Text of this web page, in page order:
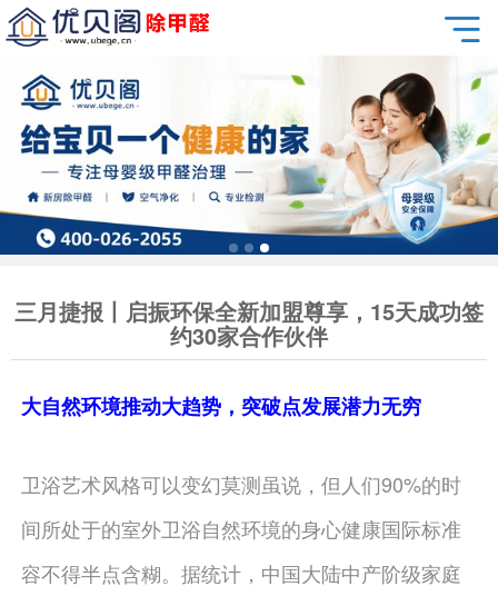
三月捷报丨启振环保全新加盟尊享，15天成功签
约30家合作伙伴
大自然环境推动大趋势，突破点发展潜力无穷
卫浴艺术风格可以变幻莫测虽说，但人们90%的时
间所处于的室外卫浴自然环境的身心健康国际标准
容不得半点含糊。据统计，中国大陆中产阶级家庭